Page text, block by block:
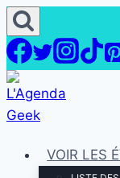
Aller
au
contenu
VOIR LES